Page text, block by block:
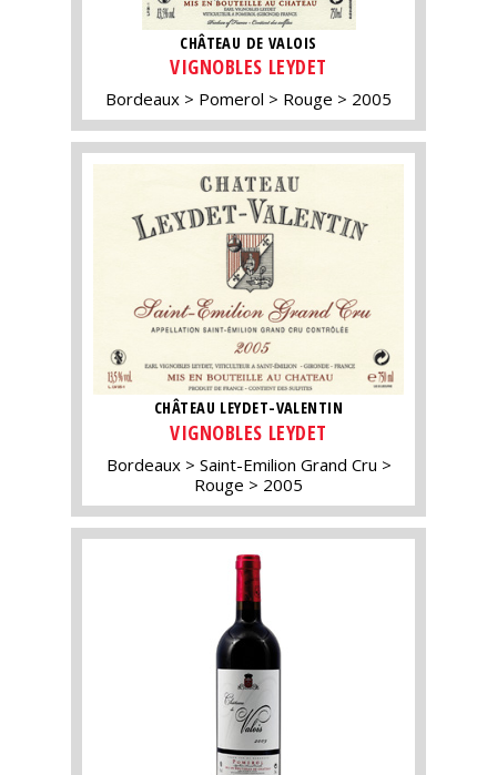
CHÂTEAU DE VALOIS
VIGNOBLES LEYDET
Bordeaux Pomerol Rouge 2005
CHÂTEAU LEYDET-VALENTIN
VIGNOBLES LEYDET
Bordeaux
Saint-Emilion Grand Cru
Rouge
2005